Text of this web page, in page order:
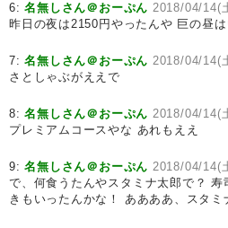
6:名無しさん＠おーぷん 2018/04/14(
昨日の夜は2150円やったんや 巨の昼
7:名無しさん＠おーぷん 2018/04/14(
さとしゃぶがええで
8:名無しさん＠おーぷん 2018/04/14(
プレミアムコースやな あれもええ
9:名無しさん＠おーぷん 2018/04/14(
で、何食うたんやスタミナ太郎で？
きもいったんかな！ ああああ、スタミ